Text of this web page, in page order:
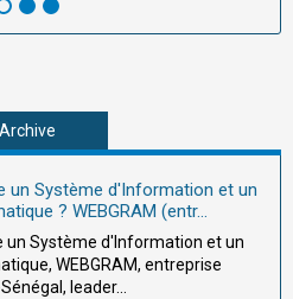
Archive
un Système d'Information et un
? WEBGRAM (entr...
un Système d'Information et un
WEBGRAM, entreprise
leader...